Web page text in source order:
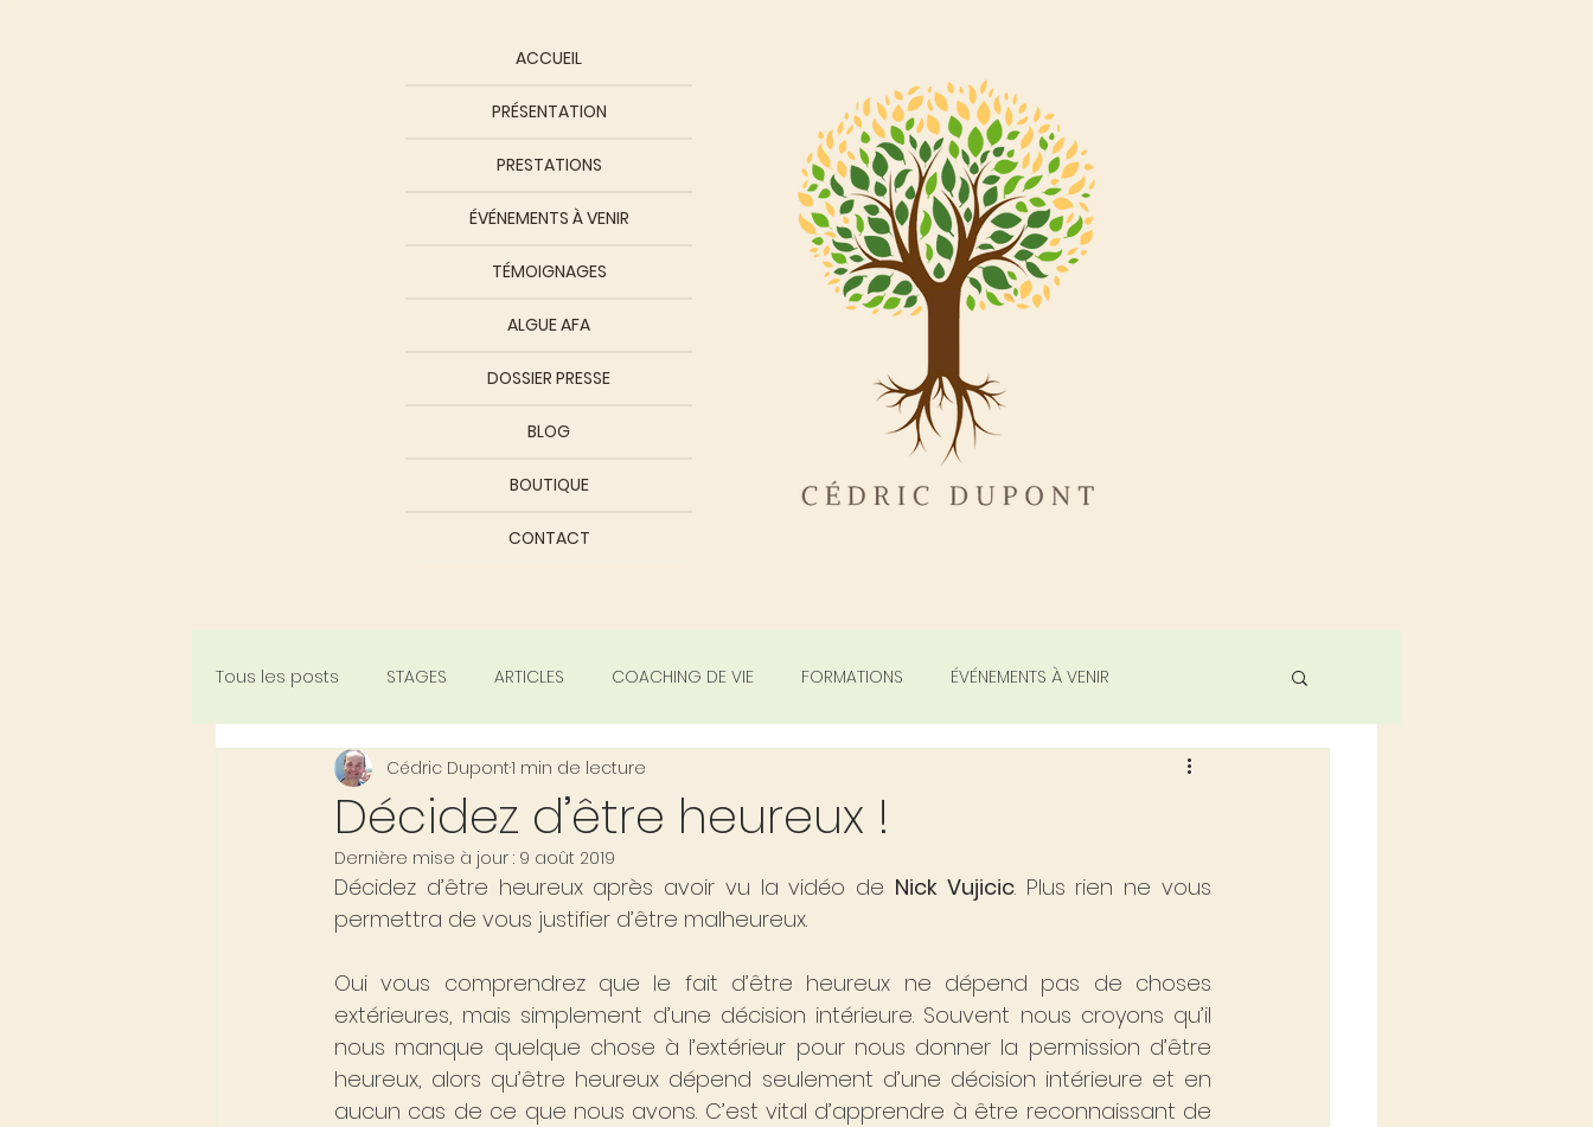
ACCUEIL
PRÉSENTATION
PRESTATIONS
ÉVÉNEMENTS À VENIR
TÉMOIGNAGES
ALGUE AFA
DOSSIER PRESSE
BLOG
BOUTIQUE
CONTACT
Tous les posts STAGES ARTICLES COACHING DE VIE FORMATIONS ÉVÉNEMENTS À VENIR
Décidez d’être heureux !
Cédric Dupont1 min de lecture
Dernière mise à jour : 9 août 2019
Décidez d’être heureux après avoir vu la vidéo de Nick Vujicic. Plus rien ne vous
permettra de vous justifier d’être malheureux.
Oui vous comprendrez que le fait d’être heureux ne dépend pas de choses
extérieures, mais simplement d’une décision intérieure. Souvent nous croyons qu’il
nous manque quelque chose à l’extérieur pour nous donner la permission d’être
heureux, alors qu’être heureux dépend seulement d’une décision intérieure et en
aucun cas de ce que nous avons. C’est vital d’apprendre à être reconnaissant de